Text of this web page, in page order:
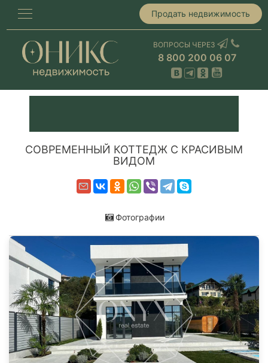
Продать недвижимость
ВОПРОСЫ ЧЕРЕЗ
8 800 200 06 07
СОВРЕМЕННЫЙ КОТТЕДЖ С КРАСИВЫМ
ВИДОМ
Фотографии